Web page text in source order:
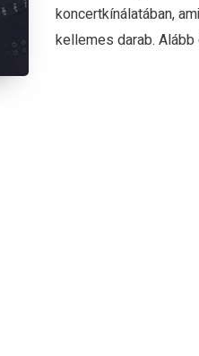
koncertkínálatában,
kellemes darab. Alább